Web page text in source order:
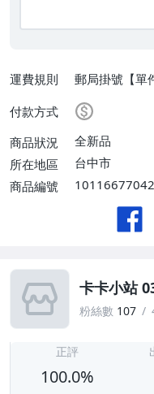
運費規則
郵局掛號【單
$9999免運費】
付款方式
商品狀況
全新品
所在地區
台中市
商品編號
卡卡小站
粉絲數 107
正評
100.0%